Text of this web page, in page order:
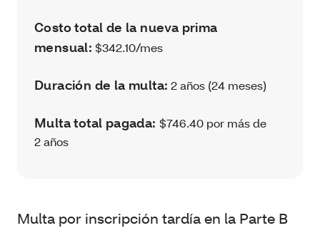
Costo total de la nueva prima
mensual: $342.10/mes
Duración de la multa: 2 años (24 meses)
Multa total pagada: $746.40 por más de
2 años
Multa por inscripción tardía en la Parte B